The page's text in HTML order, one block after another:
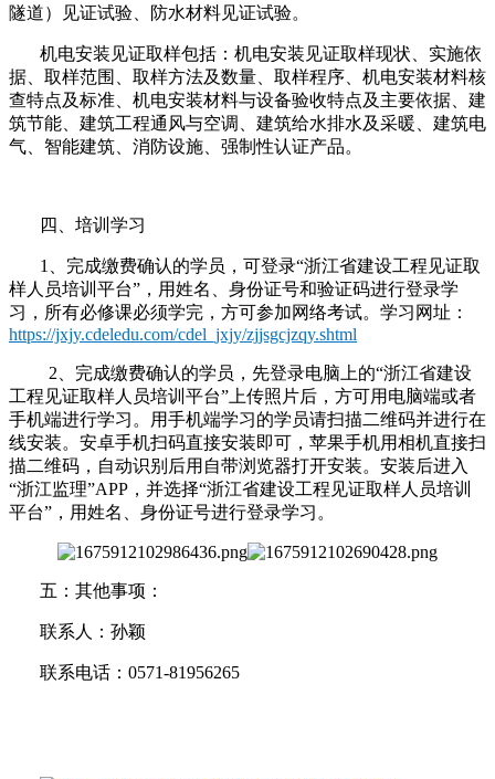
隧道）见证试验、防水材料见证试验。
机电安装见证取样包括：机电安装见证取样现状、实施依
据、取样范围、取样方法及数量、取样程序、机电安装材料核
查特点及标准、机电安装材料与设备验收特点及主要依据、建
筑节能、建筑工程通风与空调、建筑给水排水及采暖、建筑电
气、智能建筑、消防设施、强制性认证产品。
四、培训学习
1、完成缴费确认的学员，可登录“浙江省建设工程见证取
样人员培训平台”，用姓名、身份证号和验证码进行登录学
习，所有必修课必须学完，方可参加网络考试。学习网址：
https://jxjy.cdeledu.com/cdel_jxjy/zjjsgcjzqy.shtml
2、完成缴费确认的学员，先登录电脑上的“浙江省建设
工程见证取样人员培训平台”上传照片后，方可用电脑端或者
手机端进行学习。用手机端学习的学员请扫描二维码并进行在
线安装。安卓手机扫码直接安装即可，苹果手机用相机直接扫
描二维码，自动识别后用自带浏览器打开安装。安装后进入
“浙江监理”APP，并选择“浙江省建设工程见证取样人员培训
平台”，用姓名、身份证号进行登录学习。
五：其他事项：
联系人：孙颖
联系电话：0571-81956265